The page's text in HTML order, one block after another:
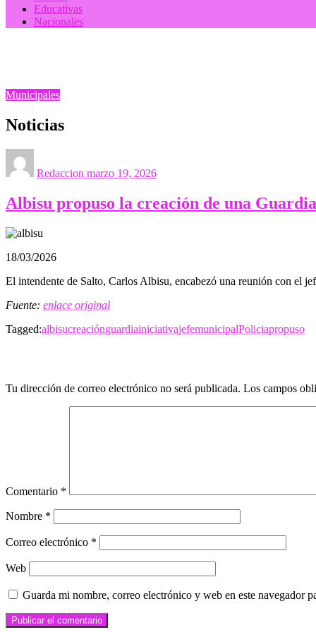
Educativas
Nacionales
Municipales
Noticias
Redaccion marzo 19, 2026
Albisu propuso la creación de una
18/03/2026
El intendente de Salto, Carlos Albisu, encabezó una reunión con el
Fuente: enlace original
Tagged:albisucreaciónguardiainiciativajefemunicipalPoliciapropuso
Tu dirección de correo electrónico no será publicada. Los campos
Comentario *
Nombre *
Correo electrónico *
Web
Guarda mi nombre, correo electrónico y web en este navegador